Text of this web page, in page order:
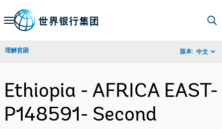
Skip
Navigation
理解贫困 版本: 中文
Ethiopia - AFRICA EAST-
P148591- Second